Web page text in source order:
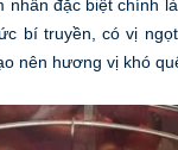
nhấn đặc biệt chính
bí truyền, có vị
nên hương vị khó